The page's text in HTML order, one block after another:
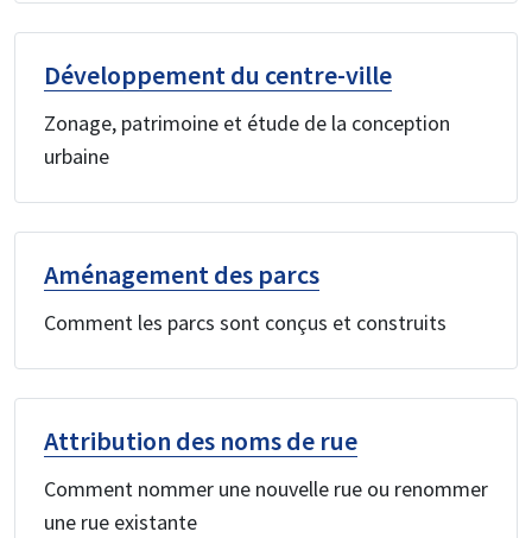
Développement du centre-ville
Zonage, patrimoine et étude de la conception
urbaine
Aménagement des parcs
Comment les parcs sont conçus et construits
Attribution des noms de rue
Comment nommer une nouvelle rue ou renommer
une rue existante